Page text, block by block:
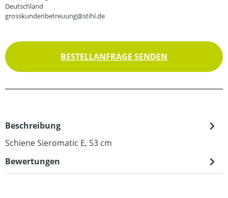
Deutschland
grosskundenbetreuung@stihl.de
BESTELLANFRAGE SENDEN
Beschreibung
Schiene Sieromatic E, 53 cm
Bewertungen